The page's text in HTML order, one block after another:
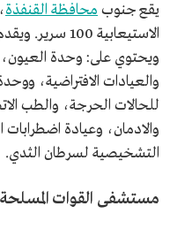
يقع جنوب محافظة القنفذة
الاستيعابية
ويحتوي على: وحدة العيون،
والعيادات الافتراضية،
للحالات الحرجة، والطب
والادمان، وعيادة
التشخيصية لسرطان الثدي.
مستشفى القوات المسلحة